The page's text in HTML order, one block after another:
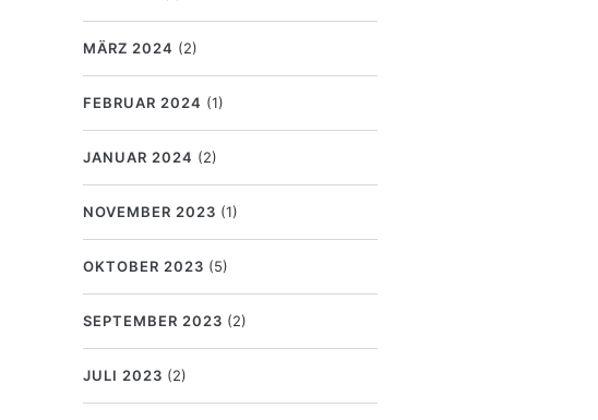
MÄRZ 2024 (2)
FEBRUAR 2024 (1)
JANUAR 2024 (2)
NOVEMBER 2023 (1)
OKTOBER 2023 (5)
SEPTEMBER 2023 (2)
JULI 2023 (2)